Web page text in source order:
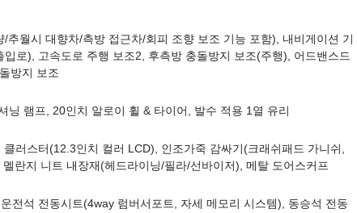
추월시 대향차/측방 접근차/회피 조향 보조 기능 포함), 내비게이션 기
로), 고속도로 주행 보조2, 후측방 충돌방지 보조(주행), 어드밴스드
방지 보조
닝 램프, 20인치 알로이 휠 & 타이어, 발수 적용 1열 유리
러스터(12.3인치 컬러 LCD), 인조가죽 감싸기(크래쉬패드 가니쉬,
란지 니트 내장재(헤드라이닝/필라/선바이저), 메탈 도어스커프
전석 전동시트(4way 럼버서포트, 자세 메모리 시스템), 동승석 전동